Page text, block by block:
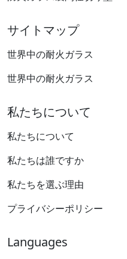
サイトマップ
世界中の耐火ガラス
世界中の耐火ガラス
私たちについて
私たちについて
私たちは誰ですか
私たちを選ぶ理由
プライバシーポリシー
Languages